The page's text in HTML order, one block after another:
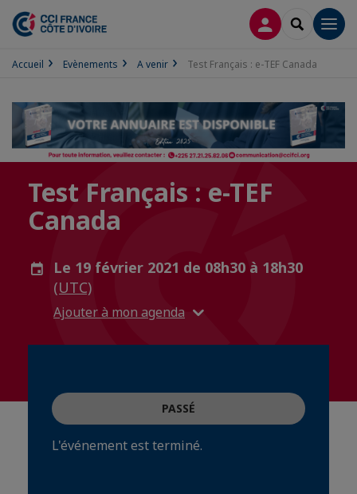
CONNEXION
Accueil Evènements A venir Test Français : e-TEF Canada
Test Français : e-TEF
Canada
Le 19 février 2021 de 08h30 à 18h30
(UTC)
Ajouter à mon agenda
PASSÉ
L'événement est terminé.